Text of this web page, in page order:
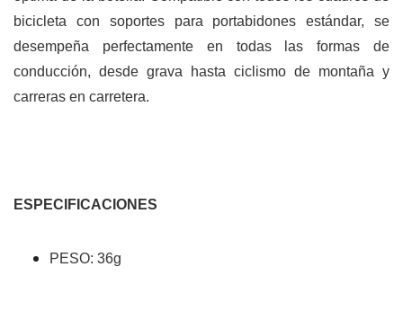
bicicleta con soportes para portabidones estándar, se
desempeña perfectamente en todas las formas de
conducción, desde grava hasta ciclismo de montaña y
carreras en carretera.
ESPECIFICACIONES
PESO: 36g